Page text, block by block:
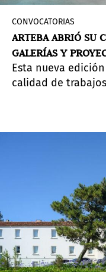
CONVOCATORIAS
ARTEBA ABRIÓ SU
GALERÍAS Y
Esta nueva
calidad de